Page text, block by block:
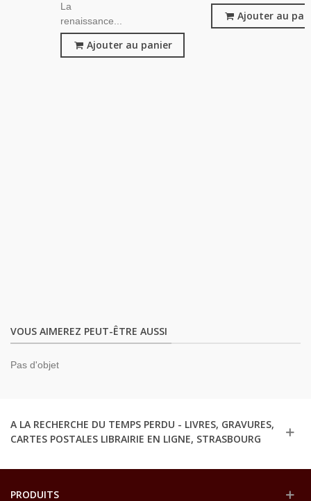
La
renaissance...
Ajouter au panier
Ajouter au
VOUS AIMEREZ PEUT-ÊTRE AUSSI
Pas d'objet
A LA RECHERCHE DU TEMPS PERDU - LIVRES, GRAVURES,
CARTES POSTALES LIBRAIRIE EN LIGNE, STRASBOURG
PRODUITS